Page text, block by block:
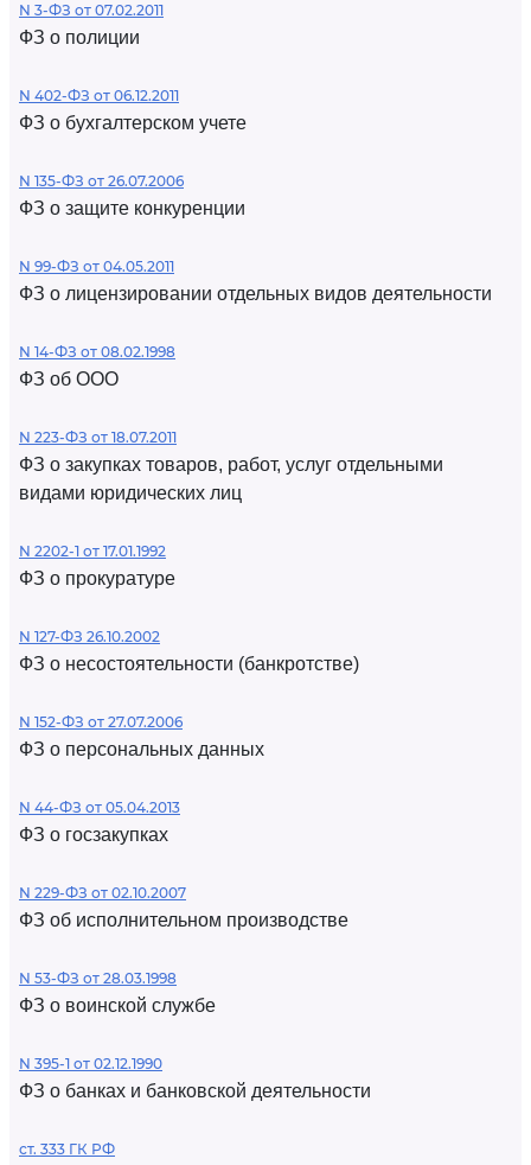
N 3-ФЗ от 07.02.2011
ФЗ о полиции
N 402-ФЗ от 06.12.2011
ФЗ о бухгалтерском учете
N 135-ФЗ от 26.07.2006
ФЗ о защите конкуренции
N 99-ФЗ от 04.05.2011
ФЗ о лицензировании отдельных видов деятельности
N 14-ФЗ от 08.02.1998
ФЗ об ООО
N 223-ФЗ от 18.07.2011
ФЗ о закупках товаров, работ, услуг отдельными
видами юридических лиц
N 2202-1 от 17.01.1992
ФЗ о прокуратуре
N 127-ФЗ 26.10.2002
ФЗ о несостоятельности (банкротстве)
N 152-ФЗ от 27.07.2006
ФЗ о персональных данных
N 44-ФЗ от 05.04.2013
ФЗ о госзакупках
N 229-ФЗ от 02.10.2007
ФЗ об исполнительном производстве
N 53-ФЗ от 28.03.1998
ФЗ о воинской службе
N 395-1 от 02.12.1990
ФЗ о банках и банковской деятельности
ст. 333 ГК РФ